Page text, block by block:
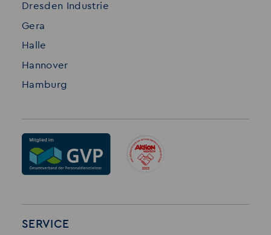
Dresden Industrie
Gera
Halle
Hannover
Hamburg
SERVICE